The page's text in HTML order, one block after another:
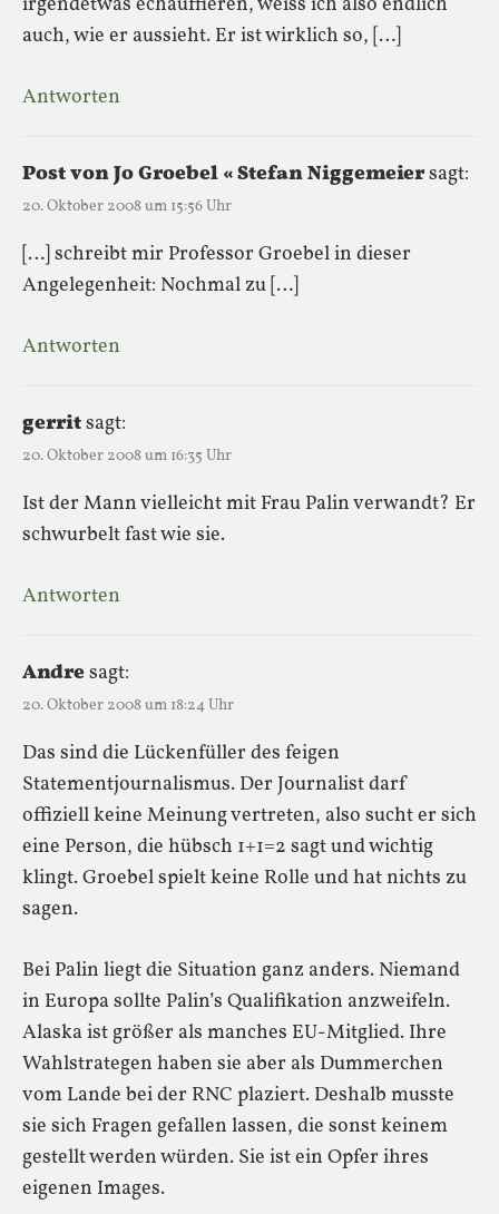
auch, wie er aussieht. Er ist wirklich so, […]
Antworten
Post von Jo Groebel « Stefan Niggemeiersagt:
20. Oktober 2008 um 15:56 Uhr
[…] schreibt mir Professor Groebel in dieser
Angelegenheit: Nochmal zu […]
Antworten
gerritsagt:
20. Oktober 2008 um 16:35 Uhr
Ist der Mann vielleicht mit Frau Palin verwandt? Er
schwurbelt fast wie sie.
Antworten
Andresagt:
20. Oktober 2008 um 18:24 Uhr
Das sind die Lückenfüller des feigen
Statementjournalismus. Der Journalist darf
offiziell keine Meinung vertreten, also sucht er sich
eine Person, die hübsch 1+1=2 sagt und wichtig
klingt. Groebel spielt keine Rolle und hat nichts zu
sagen.
Bei Palin liegt die Situation ganz anders. Niemand
in Europa sollte Palin’s Qualifikation anzweifeln.
Alaska ist größer als manches EU-Mitglied. Ihre
Wahlstrategen haben sie aber als Dummerchen
vom Lande bei der RNC plaziert. Deshalb musste
sie sich Fragen gefallen lassen, die sonst keinem
gestellt werden würden. Sie ist ein Opfer ihres
eigenen Images.